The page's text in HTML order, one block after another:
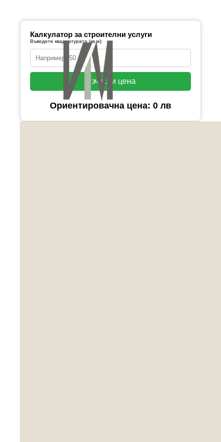
Калкулатор за строителни услуги
Въведете квадратурата (кв.м):
Изчисли цена
Ориентировачна цена: 0 лв